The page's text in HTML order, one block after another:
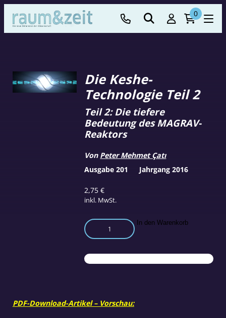
0
Die Keshe-
Technologie Teil 2
2,75€
inkl. MwSt.
Teil 2: Die tiefere
Bedeutung des MAGRAV-
Reaktors
Von Peter Mehmet Çatı
Die
Keshe-
Teil
2
In den Warenkorb
Ausgabe 201 Jahrgang 2016
PDF-Download-Artikel – Vorschau: